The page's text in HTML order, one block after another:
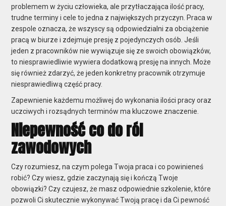
problemem w życiu człowieka, ale przytłaczająca ilość pracy,
trudne terminy i cele to jedna z największych przyczyn. Praca w
zespole oznacza, że wszyscy są odpowiedzialni za obciążenie
pracą w biurze i zdejmuje presję z pojedynczych osób. Jeśli
jeden z pracowników nie wywiązuje się ze swoich obowiązków,
to niesprawiedliwie wywiera dodatkową presję na innych. Może
się również zdarzyć, że jeden konkretny pracownik otrzymuje
niesprawiedliwą część pracy.
Zapewnienie każdemu możliwej do wykonania ilości pracy oraz
uczciwych i rozsądnych terminów ma kluczowe znaczenie.
Niepewność co do ról
zawodowych
Czy rozumiesz, na czym polega Twoja praca i co powinieneś
robić? Czy wiesz, gdzie zaczynają się i kończą Twoje
obowiązki? Czy czujesz, że masz odpowiednie szkolenie, które
pozwoli Ci skutecznie wykonywać Twoją pracę i da Ci pewność